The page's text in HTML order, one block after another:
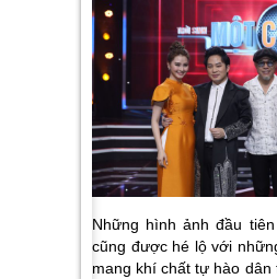
Những hình ảnh đầu
cũng được hé lộ với
mang khí chất tự hào dân